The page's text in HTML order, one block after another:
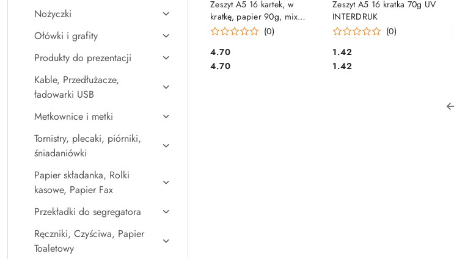
Nożyczki
Ołówki i grafity
Produkty do prezentacji
Kable, Przedłużacze,
ładowarki USB
Metkownice i metki
Tornistry, plecaki, piórniki,
śniadaniówki
Papier składanka, Rolki
kasowe, Papier Fax
Przekładki do segregatora
Ręczniki, Czyściwa, Papier
Toaletowy
Zeszyt A5 16 kartek, w
kratkę, papier 90g, mix
kolorów CLAIREFONTAINE
(0)
Cena:
4.70
Cena:
4.70
Zeszyt A5 16 kratka 70g UV
INTERDRUK
(0)
Cena:
1.42
Cena:
1.42